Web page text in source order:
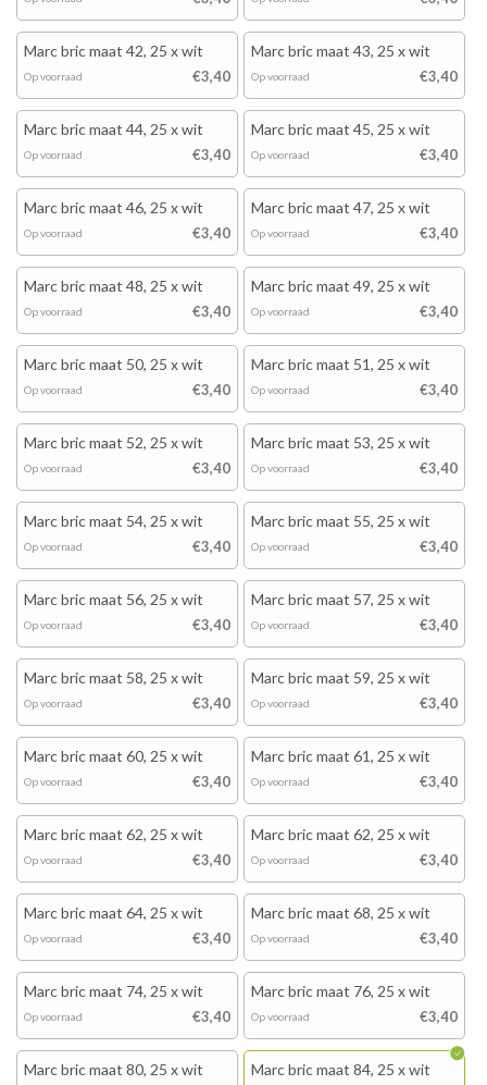
Marc bric maat 42, 25 x wit
€3,40
Op voorraad
Marc bric maat 43, 25 x wit
€3,40
Op voorraad
Marc bric maat 44, 25 x wit
€3,40
Op voorraad
Marc bric maat 45, 25 x wit
€3,40
Op voorraad
Marc bric maat 46, 25 x wit
€3,40
Op voorraad
Marc bric maat 47, 25 x wit
€3,40
Op voorraad
Marc bric maat 48, 25 x wit
€3,40
Op voorraad
Marc bric maat 49, 25 x wit
€3,40
Op voorraad
Marc bric maat 50, 25 x wit
€3,40
Op voorraad
Marc bric maat 51, 25 x wit
€3,40
Op voorraad
Marc bric maat 52, 25 x wit
€3,40
Op voorraad
Marc bric maat 53, 25 x wit
€3,40
Op voorraad
Marc bric maat 54, 25 x wit
€3,40
Op voorraad
Marc bric maat 55, 25 x wit
€3,40
Op voorraad
Marc bric maat 56, 25 x wit
€3,40
Op voorraad
Marc bric maat 57, 25 x wit
€3,40
Op voorraad
Marc bric maat 58, 25 x wit
€3,40
Op voorraad
Marc bric maat 59, 25 x wit
€3,40
Op voorraad
Marc bric maat 60, 25 x wit
€3,40
Op voorraad
Marc bric maat 61, 25 x wit
€3,40
Op voorraad
Marc bric maat 62, 25 x wit
€3,40
Op voorraad
Marc bric maat 62, 25 x wit
€3,40
Op voorraad
Marc bric maat 64, 25 x wit
€3,40
Op voorraad
Marc bric maat 68, 25 x wit
€3,40
Op voorraad
Marc bric maat 74, 25 x wit
€3,40
Op voorraad
Marc bric maat 76, 25 x wit
€3,40
Op voorraad
Marc bric maat 80, 25 x wit Marc bric maat 84, 25 x wit